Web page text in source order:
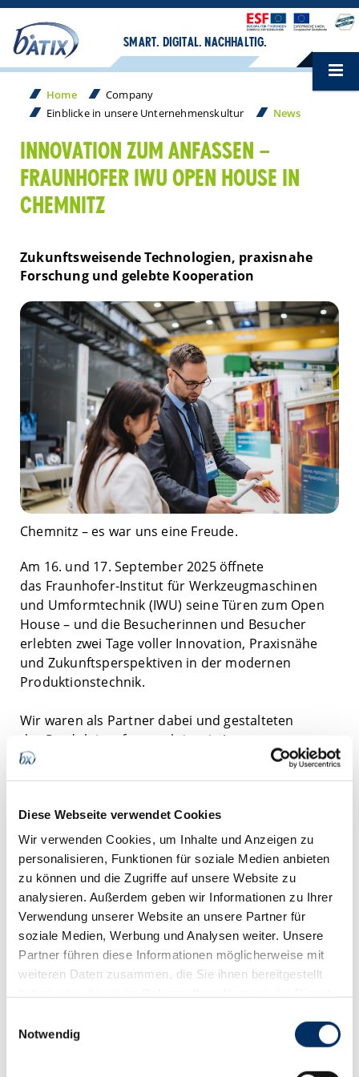
Diese Webseite verwendet Cookies
Wir verwenden Cookies, um Inhalte und Anzeigen zu
personalisieren, Funktionen für soziale Medien anbieten
zu können und die Zugriffe auf unsere Website zu
analysieren. Außerdem geben wir Informationen zu Ihrer
Verwendung unserer Website an unsere Partner für
soziale Medien, Werbung und Analysen weiter. Unsere
Partner führen diese Informationen möglicherweise mit
weiteren Daten zusammen, die Sie ihnen bereitgestellt
Notwendig
SMART. DIGITAL. NACHHALTIG.
Home
Company
Einblicke in unsere Unternehmenskultur
News
INNOVATION ZUM ANFASSEN –
FRAUNHOFER IWU OPEN HOUSE IN
CHEMNITZ
Zukunftsweisende Technologien, praxisnahe
Forschung und gelebte Kooperation
Chemnitz – es war uns eine Freude.
Am 16. und 17. September 2025 öffnete
das Fraunhofer-Institut für Werkzeugmaschinen
und Umformtechnik (IWU) seine Türen zum Open
House – und die Besucherinnen und Besucher
erlebten zwei Tage voller Innovation, Praxisnähe
und Zukunftsperspektiven in der modernen
Produktionstechnik.
Wir waren als Partner dabei und gestalteten
das Produktionsforum aktiv mit. In unserer
eigenen Themenwelt „Batix New Work –
Digitalisierung in der Produktionstechnik“ zeigten
Arbeitswelten verschmelzen. Es ging um smarte
Vernetzung, adaptive Prozesse und die Frage, wie
Technologie die Zusammenarbeit in der
Produktion neu definiert.
Gemeinsam mit unseren PartnernEnrico Jakusch
(Drehtechnik Jakusch GmbH),Rolf Schmeißer
(KOMOS GmbH),Alexander Kulik (Consensive
GmbH)undRobert Mörl (Polytec GmbH)machten
in reale Produktionsumgebungen.